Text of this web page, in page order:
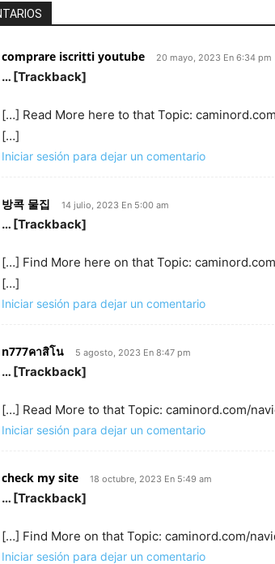
comprare iscritti youtube 20 mayo, 2023 En 6:34 pm
… [Trackback]
[…] Read More here to that Topic:
[…]
Iniciar sesión para dejar un comentario
방콕 물집 14 julio, 2023 En 5:00 am
… [Trackback]
[…] Find More here on that Topic:
[…]
Iniciar sesión para dejar un comentario
n777คาสิโน 5 agosto, 2023 En 8:47 pm
… [Trackback]
[…] Read More to that Topic: caminord.com/
Iniciar sesión para dejar un comentario
check my site 18 octubre, 2023 En 5:49 am
… [Trackback]
[…] Find More on that Topic: caminord.com/
Iniciar sesión para dejar un comentario